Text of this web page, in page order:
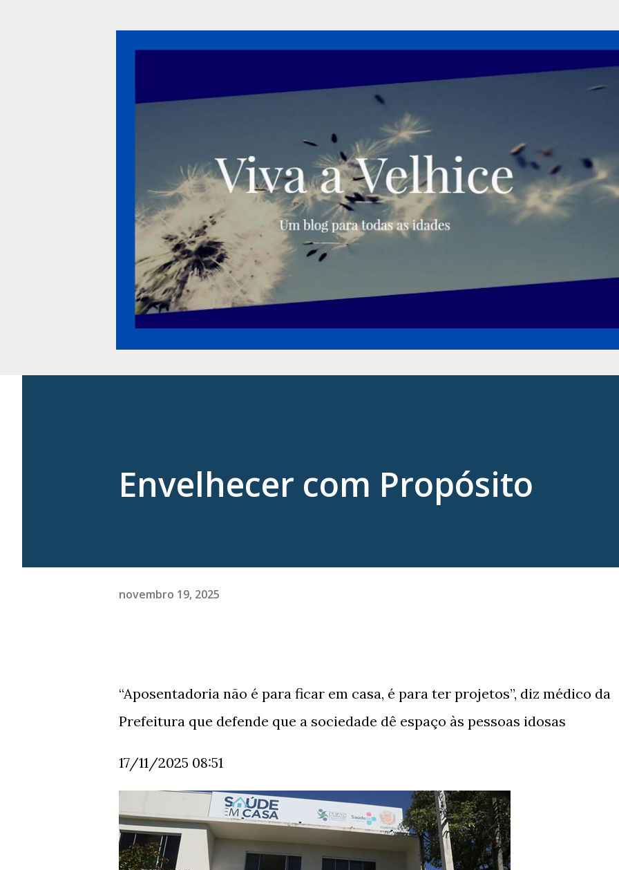
Envelhecer com Propósito
novembro 19, 2025
“Aposentadoria não é para ficar em casa, é para ter projetos”, diz médico da
Prefeitura que defende que a sociedade dê espaço às pessoas idosas
17/11/2025 08:51